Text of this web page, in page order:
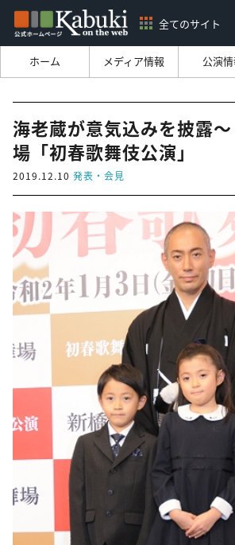
全てのサイト
ホーム メディア情報 公演
海老蔵が意気込みを披露
場「初春歌舞伎公演」
2019.12.10 発表・会見